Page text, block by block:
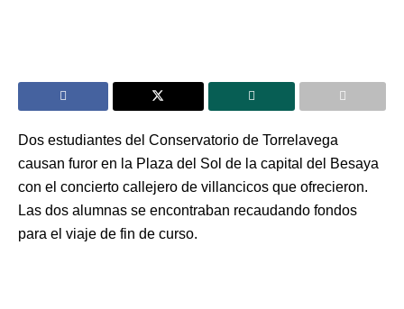
Dos estudiantes del Conservatorio de Torrelavega
causan furor en la Plaza del Sol de la capital del Besaya
con el concierto callejero de villancicos que ofrecieron.
Las dos alumnas se encontraban recaudando fondos
para el viaje de fin de curso.